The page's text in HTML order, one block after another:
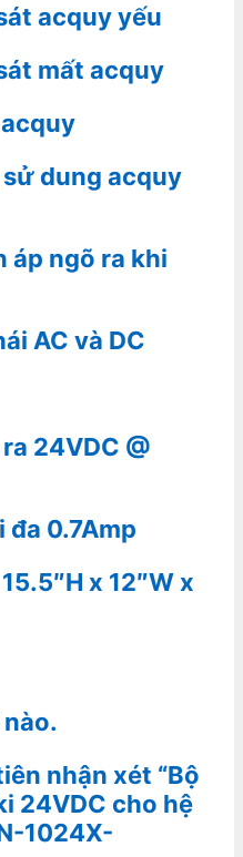
acquy yếu
mất acquy
dung acquy
áp ngõ ra khi
AC và DC
24VDC @
0.7Amp
x 12″W x
nhận xét “Bộ
24VDC cho hệ
1024X-